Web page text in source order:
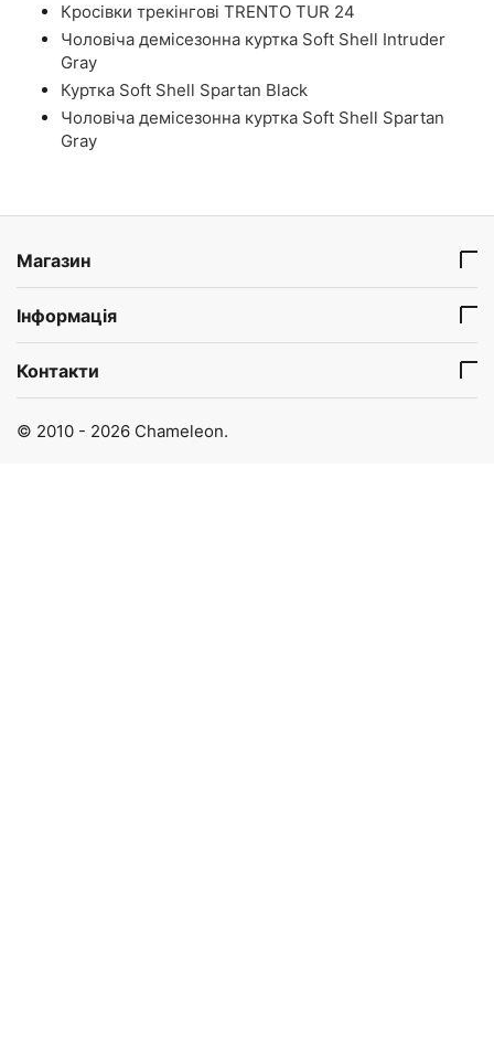
Кросівки трекінгові TRENTO TUR 24
Чоловіча демісезонна куртка Soft Shell Intruder
Gray
Куртка Soft Shell Spartan Black
Чоловіча демісезонна куртка Soft Shell Spartan
Gray
Магазин
Інформація
Контакти
© 2010 - 2026 Chameleon.